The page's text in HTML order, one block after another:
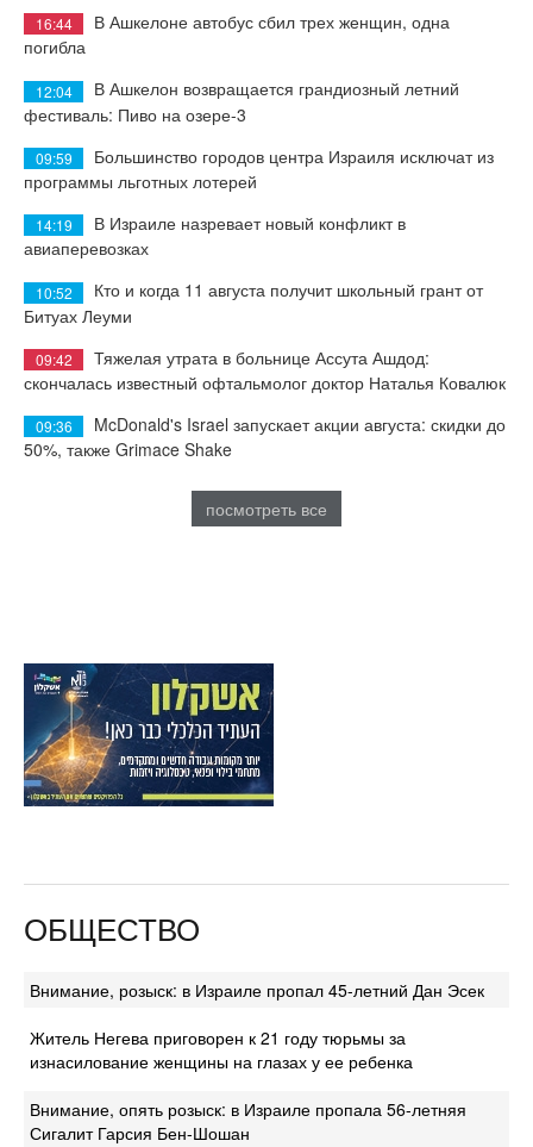
16:44
В Ашкелоне автобус сбил трех женщин, одна
погибла
12:04
В Ашкелон возвращается грандиозный летний
фестиваль: Пиво на озере-3
09:59
Большинство городов центра Израиля исключат из
программы льготных лотерей
14:19
В Израиле назревает новый конфликт в
авиаперевозках
10:52
Кто и когда 11 августа получит школьный грант от
Битуах Леуми
09:42
Тяжелая утрата в больнице Ассута Ашдод:
скончалась известный офтальмолог доктор Наталья Ковалюк
09:36
McDonald's Israel запускает акции августа: скидки до
50%, также Grimace Shake
посмотреть все
ОБЩЕСТВО
Внимание, розыск: в Израиле пропал 45-летний Дан Эсек
Житель Негева приговорен к 21 году тюрьмы за
изнасилование женщины на глазах у ее ребенка
Внимание, опять розыск: в Израиле пропала 56-летняя
Сигалит Гарсия Бен-Шошан